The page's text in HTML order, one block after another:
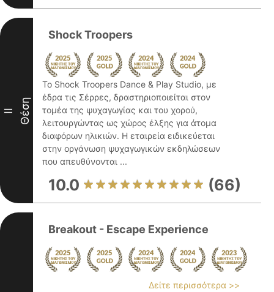
II Θέση
Shock Troopers
Το Shock Troopers Dance & Play Studio, με
έδρα τις Σέρρες, δραστηριοποιείται στον
τομέα της ψυχαγωγίας και του χορού,
λειτουργώντας ως χώρος έλξης για άτομα
διαφόρων ηλικιών. Η εταιρεία ειδικεύεται
στην οργάνωση ψυχαγωγικών εκδηλώσεων
που απευθύνονται ...
10.0 (66)
Breakout - Escape Experience
Δείτε περισσότερα >>